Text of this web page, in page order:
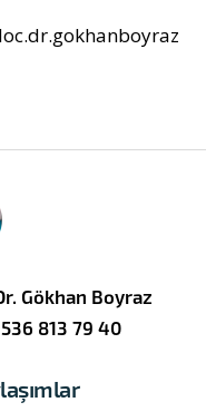
Gökhan Boyraz
813 79 40